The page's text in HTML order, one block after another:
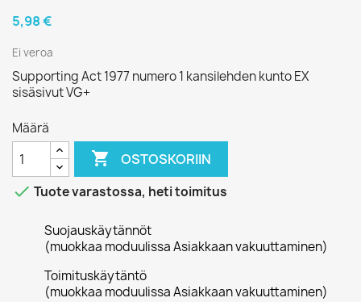
5,98 €
Ei veroa
Supporting Act 1977 numero 1 kansilehden kunto EX
sisäsivut VG+
Määrä
 OSTOSKORIIN
 Tuote varastossa, heti toimitus
Suojauskäytännöt
(muokkaa moduulissa Asiakkaan vakuuttaminen)
Toimituskäytäntö
(muokkaa moduulissa Asiakkaan vakuuttaminen)